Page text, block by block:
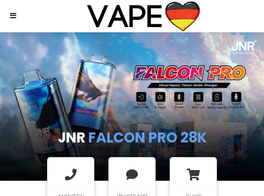
JNRSHISHA HOOKAH MAX